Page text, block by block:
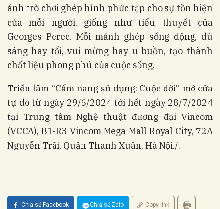
ánh trò chơi ghép hình phức tạp cho sự tồn hiện
của mỗi người, giống như tiểu thuyết của
Georges Perec. Mỗi mảnh ghép sống động, dù
sáng hay tối, vui mừng hay u buồn, tạo thành
chất liệu phong phú của cuộc sống.
Triển lãm “Cẩm nang sử dụng: Cuộc đời” mở cửa
tự do từ ngày 29/6/2024 tới hết ngày 28/7/2024
tại Trung tâm Nghệ thuật đương đại Vincom
(VCCA), B1-R3 Vincom Mega Mall Royal City, 72A
Nguyễn Trãi, Quận Thanh Xuân, Hà Nội./.
Chia sẻ Facebook Chia sẻ Zalo Copy link